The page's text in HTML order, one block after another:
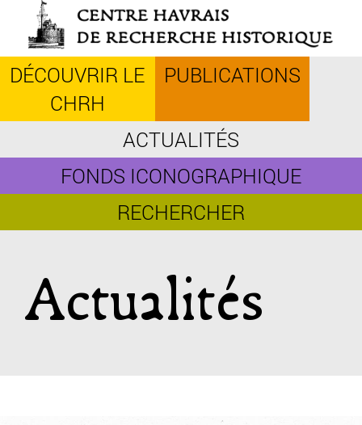
contenu
principal
DÉCOUVRIR LE
CHRH
PUBLICATIONS
ACTUALITÉS
FONDS ICONOGRAPHIQUE
RECHERCHER
Actualités